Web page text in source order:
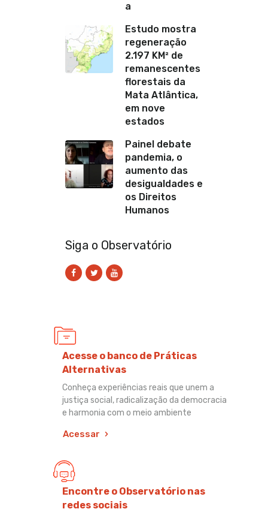
a
Estudo mostra
regeneração
2.197 KM² de
remanescentes
florestais da
Mata Atlântica,
em nove
estados
Painel debate
pandemia, o
aumento das
desigualdades e
os Direitos
Humanos
Siga o Observatório
Acesse o banco de Práticas
Alternativas
Conheça experiências reais que unem a
justiça social, radicalização da democracia
e harmonia com o meio ambiente
Acessar
Encontre o Observatório nas
redes sociais